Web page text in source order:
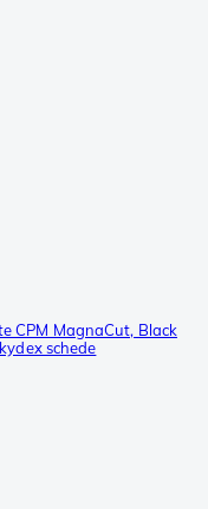
CPM MagnaCut, Black
schede